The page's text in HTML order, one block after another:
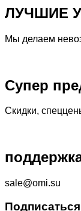
ЛУЧШИЕ
Мы делаем
Супер
Скидки,
sale@omi.su